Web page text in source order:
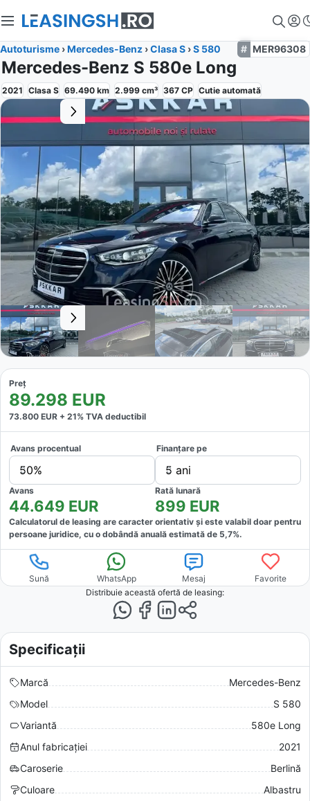
Autoturisme ›Mercedes-Benz ›Clasa S ›S 580 MER96308
Mercedes-Benz S 580e Long
2021 Clasa S 69.490 km 2.999 cm³ 367 CP Cutie automată
Preț
89.298 EUR
73.800 EUR + 21% TVA deductibil
Avans procentual
50%
Finanțare pe
5 ani
Avans
44.649 EUR
Rată lunară
899 EUR
Calculatorul de leasing are caracter orientativ și este valabil doar pentru
persoane juridice, cu o dobândă anuală estimată de 5,7%.
Sună WhatsApp Mesaj
Favorite
Distribuie această ofertă de leasing:
Specificații
Marcă
Mercedes-Benz
Model
S 580
Variantă
580e Long
Anul fabricației
2021
Caroserie
Berlină
Culoare
Albastru